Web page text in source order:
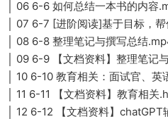
│ 06 6-6 如何总结一本书的内容
│ 07 6-7 [进阶阅读]基于目标，
│ 08 6-8 整理笔记与撰写总结
│ 09 6-9 【文档资料】整理笔记
│ 10 6-10 教育相关：面试官、
│ 11 6-11 【文档资料】教育相关
│ 12 6-12 【文档资料】chatGPT